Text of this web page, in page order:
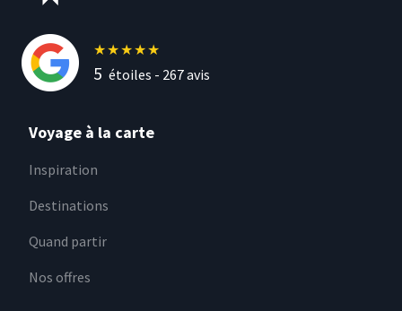
★★★★★
5 étoiles - 267avis
Voyage à la carte
Inspiration
Destinations
Quand partir
Nos offres